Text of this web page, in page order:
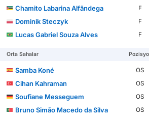
Chamito Labarina Alfândega
F
Dominik Steczyk
F
Lucas Gabriel Souza Alves
F
Orta Sahalar
Samba Koné OS
Cihan Kahraman
OS
Soufiane Messeguem
OS
Bruno Simão Macedo da Silva
OS